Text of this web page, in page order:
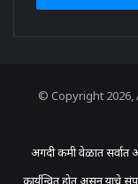
© Copyright
अगदी कमी वेळात
कार्यन्वित होत असून याचे